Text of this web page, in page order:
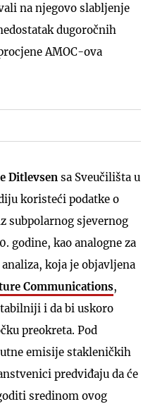
na njegovo slabljenje
dugoročnih
AMOC-ova
Ditlevsen sa Sveučilišta u
koristeći podatke o
subpolarnog sjevernog
godine, kao analogne za
koja je objavljena
Communications,
i da bi uskoro
preokreta. Pod
emisije stakleničkih
predviđaju da će
sredinom ovog